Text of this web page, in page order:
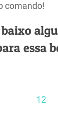
comando!
essa
12